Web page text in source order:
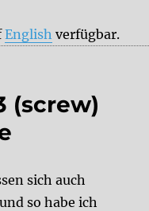
English verfügbar.
(screw)
sich auch
so habe ich